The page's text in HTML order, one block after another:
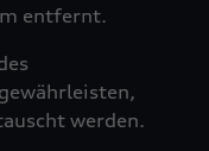
entfernt.
werden.